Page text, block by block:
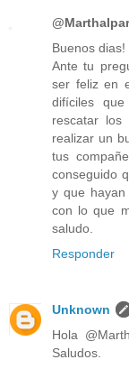
Buenos dias!
Ante tu
ser feliz en
difíciles
rescatar los
realizar un
tus
conseguido
y que hayan
con lo que
saludo.
Responder
Unknown
Hola
Saludos.